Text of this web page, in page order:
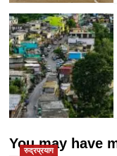
You may have
रुद्रप्रयाग